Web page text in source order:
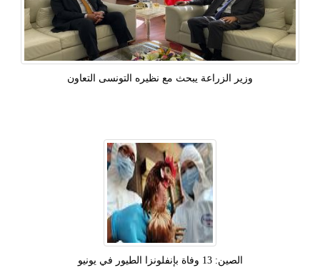
وزير الزراعة يبحث مع نظيره التونسى التعاون
الصين: 13 وفاة بإنفلونزا الطيور في يونيو